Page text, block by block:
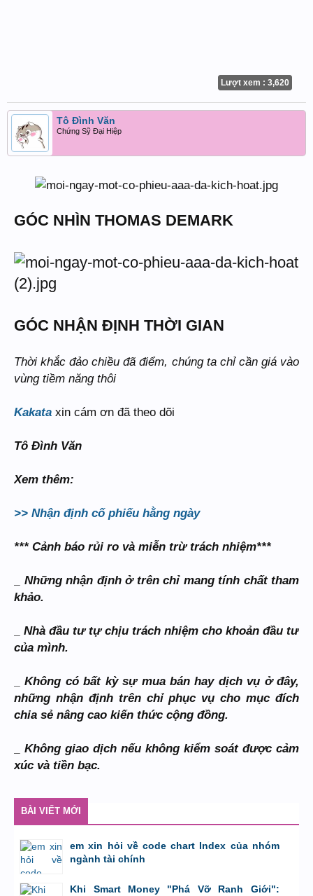
Lượt xem : 3,620
Tô Đình Văn
Chứng Sỹ Đại Hiệp
GÓC NHÌN THOMAS DEMARK
GÓC NHẬN ĐỊNH THỜI GIAN
Thời khắc đảo chiều đã điểm, chúng ta chỉ cần giá vào
vùng tiềm năng thôi
Kakata xin cám ơn đã theo dõi
Tô Đình Văn
Xem thêm:
>> Nhận định cố phiếu hằng ngày
*** Cảnh báo rủi ro và miễn trừ trách nhiệm***
_ Những nhận định ở trên chỉ mang tính chất tham
khảo.
_ Nhà đầu tư tự chịu trách nhiệm cho khoản đầu tư
của mình.
_ Không có bất kỳ sự mua bán hay dịch vụ ở đây,
những nhận định trên chỉ phục vụ cho mục đích
chia sẻ nâng cao kiến thức cộng đồng.
_ Không giao dịch nếu không kiểm soát được cảm
xúc và tiền bạc.
BÀI VIẾT MỚI
em xin hỏi về code chart Index của nhóm
ngành tài chính
bởi GiaBao09052000 ,8/7/26 lúc 10:21
Khi Smart Money "Phá Vỡ Ranh Giới":